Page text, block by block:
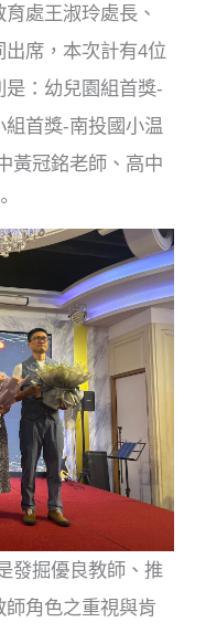
處王淑玲處長、
席，本次計有4位
：幼兒園組首獎-
首獎-南投國小温
黃冠銘老師、高中
發掘優良教師、推
角色之重視與肯